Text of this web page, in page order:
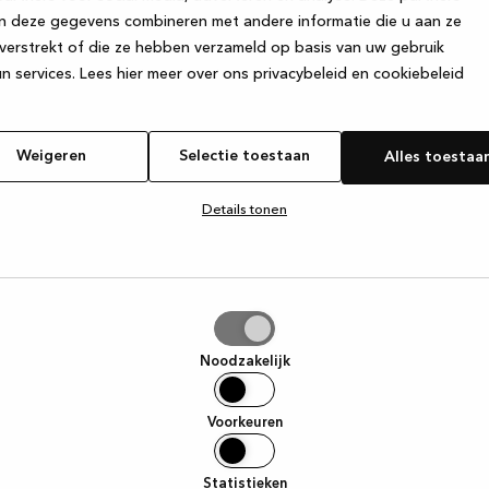
deze gegevens combineren met andere informatie die u aan ze
of die ze hebben verzameld op basis van uw gebruik
services. Lees hier meer over ons privacybeleid en cookiebeleid
Weigeren Selectie toestaan Alles
Details tonen
Noodzakelijk
Voorkeuren
Statistieken
has occurred while loadingwww.kvik.be (see the